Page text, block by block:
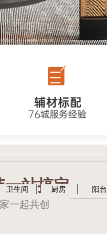
一站搞定
一起共创
卫生间 厨房 阳台